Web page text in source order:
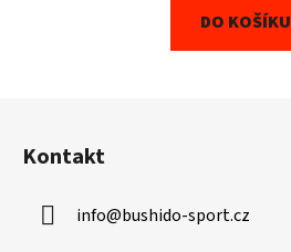
DO KOŠÍKU
Kontakt
info@bushido-sport.cz